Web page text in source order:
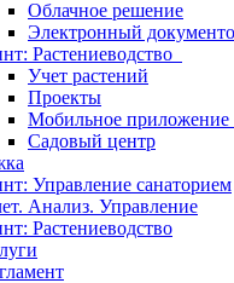
Облачное решение
Электронный
Растениеводство
Учет растений
Проекты
Мобильное
Садовый центр
Управление санаторием
Анализ. Управление
Растениеводство